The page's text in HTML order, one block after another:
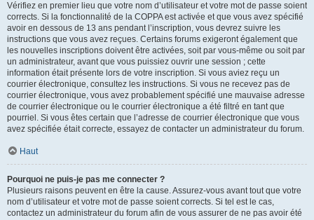
Vérifiez en premier lieu que votre nom d’utilisateur et votre mot de passe soient
corrects. Si la fonctionnalité de la COPPA est activée et que vous avez spécifié
avoir en dessous de 13 ans pendant l’inscription, vous devrez suivre les
instructions que vous avez reçues. Certains forums exigeront également que
les nouvelles inscriptions doivent être activées, soit par vous-même ou soit par
un administrateur, avant que vous puissiez ouvrir une session ; cette
information était présente lors de votre inscription. Si vous aviez reçu un
courrier électronique, consultez les instructions. Si vous ne recevez pas de
courrier électronique, vous avez probablement spécifié une mauvaise adresse
de courrier électronique ou le courrier électronique a été filtré en tant que
pourriel. Si vous êtes certain que l’adresse de courrier électronique que vous
avez spécifiée était correcte, essayez de contacter un administrateur du forum.
Haut
Pourquoi ne puis-je pas me connecter ?
Plusieurs raisons peuvent en être la cause. Assurez-vous avant tout que votre
nom d’utilisateur et votre mot de passe soient corrects. Si tel est le cas,
contactez un administrateur du forum afin de vous assurer de ne pas avoir été